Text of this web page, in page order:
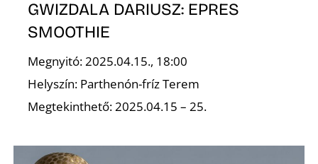
GWIZDALA DARIUSZ: EPRES
SMOOTHIE
Megnyitó: 2025.04.15., 18:00
Helyszín: Parthenón-fríz Terem
Megtekinthető: 2025.04.15 – 25.